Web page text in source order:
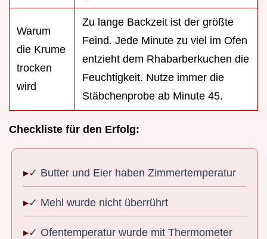
Warum
die Krume
trocken
wird
Zu lange Backzeit ist der größte
Feind. Jede Minute zu viel im Ofen
entzieht dem Rhabarberkuchen die
Feuchtigkeit. Nutze immer die
Stäbchenprobe ab Minute 45.
Checkliste für den Erfolg:
✓ Butter und Eier haben Zimmertemperatur
✓ Mehl wurde nicht überrührt
✓ Ofentemperatur wurde mit Thermometer